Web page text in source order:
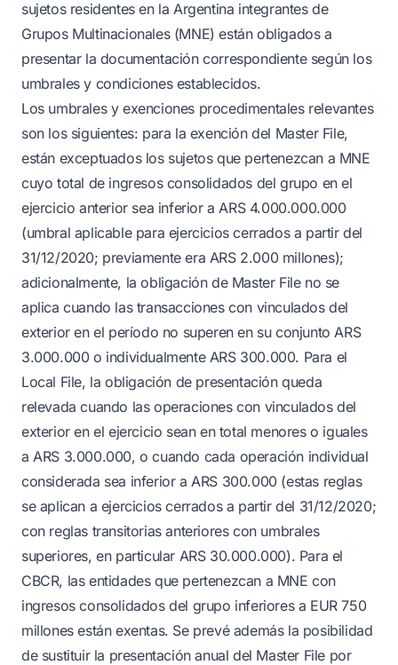
sujetos residentes en la Argentina integrantes de
Grupos Multinacionales (MNE) están obligados a
presentar la documentación correspondiente según los
umbrales y condiciones establecidos.
Los umbrales y exenciones procedimentales relevantes
son los siguientes: para la exención del Master File,
están exceptuados los sujetos que pertenezcan a MNE
cuyo total de ingresos consolidados del grupo en el
ejercicio anterior sea inferior a ARS 4.000.000.000
(umbral aplicable para ejercicios cerrados a partir del
31/12/2020; previamente era ARS 2.000 millones);
adicionalmente, la obligación de Master File no se
aplica cuando las transacciones con vinculados del
exterior en el período no superen en su conjunto ARS
3.000.000 o individualmente ARS 300.000. Para el
Local File, la obligación de presentación queda
relevada cuando las operaciones con vinculados del
exterior en el ejercicio sean en total menores o iguales
a ARS 3.000.000, o cuando cada operación individual
considerada sea inferior a ARS 300.000 (estas reglas
se aplican a ejercicios cerrados a partir del 31/12/2020;
con reglas transitorias anteriores con umbrales
superiores, en particular ARS 30.000.000). Para el
CBCR, las entidades que pertenezcan a MNE con
ingresos consolidados del grupo inferiores a EUR 750
millones están exentas. Se prevé además la posibilidad
de sustituir la presentación anual del Master File por